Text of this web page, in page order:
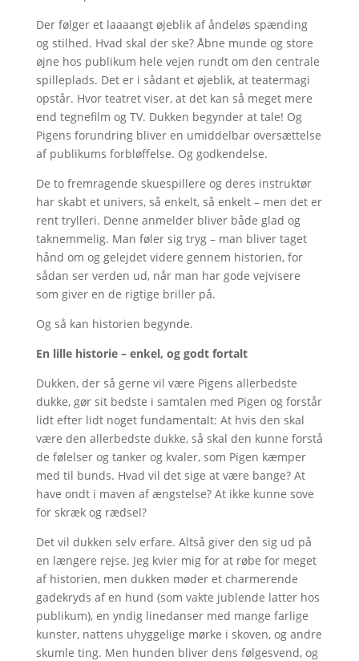
Der følger et laaaangt øjeblik af åndeløs spænding
og stilhed. Hvad skal der ske? Åbne munde og store
øjne hos publikum hele vejen rundt om den centrale
spilleplads. Det er i sådant et øjeblik, at teatermagi
opstår. Hvor teatret viser, at det kan så meget mere
end tegnefilm og TV. Dukken begynder at tale! Og
Pigens forundring bliver en umiddelbar oversættelse
af publikums forbløffelse. Og godkendelse.
De to fremragende skuespillere og deres instruktør
har skabt et univers, så enkelt, så enkelt – men det er
rent trylleri. Denne anmelder bliver både glad og
taknemmelig. Man føler sig tryg – man bliver taget
hånd om og gelejdet videre gennem historien, for
sådan ser verden ud, når man har gode vejvisere
som giver en de rigtige briller på.
Og så kan historien begynde.
En lille historie – enkel, og godt fortalt
Dukken, der så gerne vil være Pigens allerbedste
dukke, gør sit bedste i samtalen med Pigen og forstår
lidt efter lidt noget fundamentalt: At hvis den skal
være den allerbedste dukke, så skal den kunne forstå
de følelser og tanker og kvaler, som Pigen kæmper
med til bunds. Hvad vil det sige at være bange? At
have ondt i maven af ængstelse? At ikke kunne sove
for skræk og rædsel?
Det vil dukken selv erfare. Altså giver den sig ud på
en længere rejse. Jeg kvier mig for at røbe for meget
af historien, men dukken møder et charmerende
gadekryds af en hund (som vakte jublende latter hos
publikum), en yndig linedanser med mange farlige
kunster, nattens uhyggelige mørke i skoven, og andre
skumle ting. Men hunden bliver dens følgesvend, og